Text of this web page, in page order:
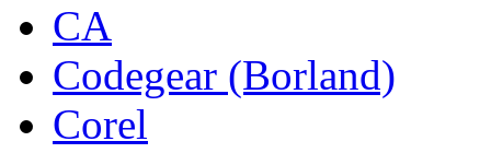
CA
Codegear (Borland)
Corel